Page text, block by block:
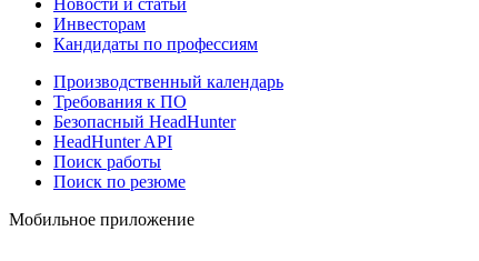
Инвесторам
Кандидаты по профессиям
Производственный календарь
Требования к ПО
Безопасный HeadHunter
HeadHunter API
Поиск работы
Поиск по резюме
Мобильное приложение